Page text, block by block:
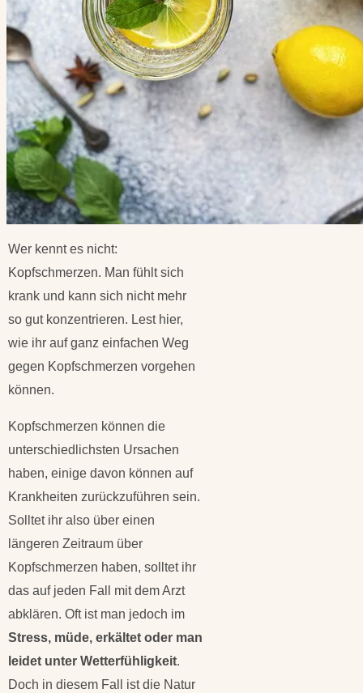
Wer kennt es nicht:
Kopfschmerzen. Man fühlt sich
krank und kann sich nicht mehr
so gut konzentrieren. Lest hier,
wie ihr auf ganz einfachen Weg
gegen Kopfschmerzen vorgehen
können.
Kopfschmerzen können die
unterschiedlichsten Ursachen
haben, einige davon können auf
Krankheiten zurückzuführen sein.
Solltet ihr also über einen
längeren Zeitraum über
Kopfschmerzen haben, solltet ihr
das auf jeden Fall mit dem Arzt
abklären. Oft ist man jedoch im
Stress, müde, erkältet oder man
leidet unter Wetterfühligkeit.
Doch in diesem Fall ist die Natur